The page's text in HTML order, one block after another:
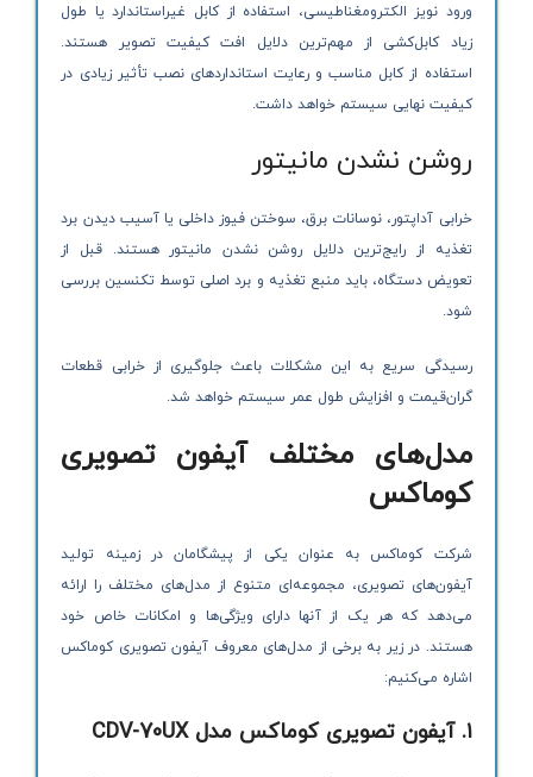
ورود نویز الکترومغناطیسی، استفاده از کابل غیراستاندارد یا طول
زیاد کابل‌کشی از مهم‌ترین دلایل افت کیفیت تصویر هستند.
استفاده از کابل مناسب و رعایت استانداردهای نصب تأثیر زیادی در
کیفیت نهایی سیستم خواهد داشت.
روشن نشدن مانیتور
خرابی آداپتور، نوسانات برق، سوختن فیوز داخلی یا آسیب دیدن برد
تغذیه از رایج‌ترین دلایل روشن نشدن مانیتور هستند. قبل از
تعویض دستگاه، باید منبع تغذیه و برد اصلی توسط تکنسین بررسی
شود.
رسیدگی سریع به این مشکلات باعث جلوگیری از خرابی قطعات
گران‌قیمت و افزایش طول عمر سیستم خواهد شد.
مدل‌های مختلف آیفون تصویری
کوماکس
شرکت کوماکس به عنوان یکی از پیشگامان در زمینه تولید
آیفون‌های تصویری، مجموعه‌ای متنوع از مدل‌های مختلف را ارائه
می‌دهد که هر یک از آنها دارای ویژگی‌ها و امکانات خاص خود
هستند. در زیر به برخی از مدل‌های معروف آیفون تصویری کوماکس
اشاره می‌کنیم:
۱.آیفون تصویری کوماکس مدل CDV-70UX